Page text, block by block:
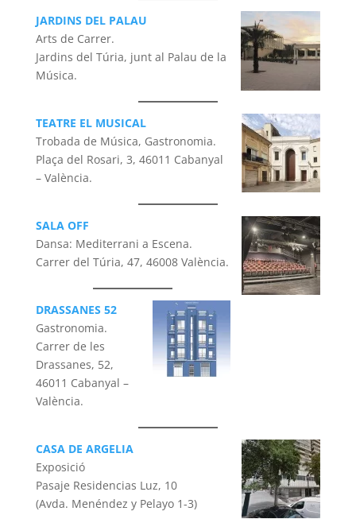
JARDINS DEL PALAU
Arts de Carrer.
Jardins del Túria, junt al Palau de la
Música.
TEATRE EL MUSICAL
Trobada de Música, Gastronomia.
Plaça del Rosari, 3, 46011 Cabanyal
– València.
SALA OFF
Dansa: Mediterrani a Escena.
Carrer del Túria, 47, 46008 València.
DRASSANES 52
Gastronomia.
Carrer de les
Drassanes, 52,
46011 Cabanyal –
València.
CASA DE ARGELIA
Exposició
Pasaje Residencias Luz, 10
(Avda. Menéndez y Pelayo 1-3)